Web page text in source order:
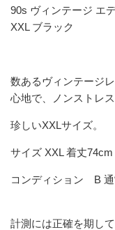
90s ヴィンテージ エ
XXL ブラック
数あるヴィンテージ
心地で、ノンストレ
珍しいXXLサイズ。
サイズ XXL 着丈
コンディション B 通
計測には正確を期し